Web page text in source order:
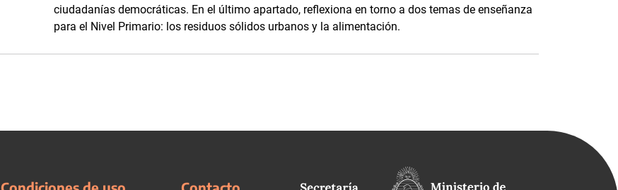
ciudadanías democráticas. En el último apartado, reflexiona en torno a dos temas de enseñanza
para el Nivel Primario: los residuos sólidos urbanos y la alimentación.